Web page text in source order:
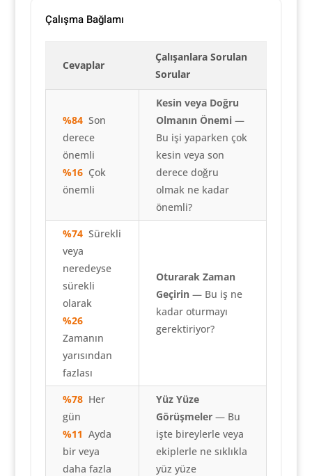
Çalışma Bağlamı
Cevaplar
Çalışanlara Sorulan
Sorular
%84Son
derece
önemli
%16Çok
önemli
Kesin veya Doğru
Olmanın Önemi—
Bu işi yaparken çok
kesin veya son
derece doğru
olmak ne kadar
önemli?
%74Sürekli
veya
neredeyse
sürekli
olarak
%26
Zamanın
yarısından
fazlası
Oturarak Zaman
Geçirin— Bu iş ne
kadar oturmayı
gerektiriyor?
%78Her
gün
%11 Ayda
bir veya
daha fazla
Yüz Yüze
Görüşmeler— Bu
işte bireylerle veya
ekiplerle ne sıklıkla
yüz yüze